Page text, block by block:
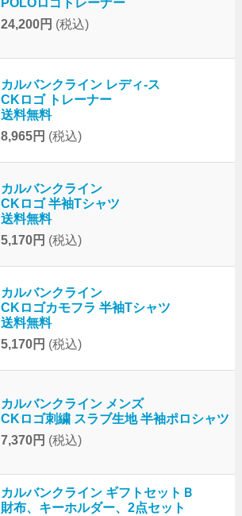
POLOロゴトレーナー
24,200円 (税込)
カルバンクライン レディ-ス
CKロゴ トレーナー
送料無料
8,965円 (税込)
カルバンクライン
CKロゴ 半袖Tシャツ
送料無料
5,170円 (税込)
カルバンクライン
CKロゴカモフラ 半袖Tシャツ
送料無料
5,170円 (税込)
カルバンクライン メンズ
CKロゴ刺繍 スラブ生地 半袖ポロシャツ
7,370円 (税込)
カルバンクライン ギフトセットＢ
財布、キーホルダー、2点セット